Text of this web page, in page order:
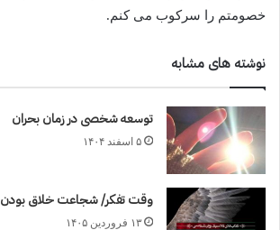
خصومتم را سرکوب می کنم.
نوشته های مشابه
توسعه شخصی در زمان بحران
۵ اسفند ۱۴۰۴
وقت تفکر/ شجاعت خلاق بودن
۱۳ فروردین ۱۴۰۵